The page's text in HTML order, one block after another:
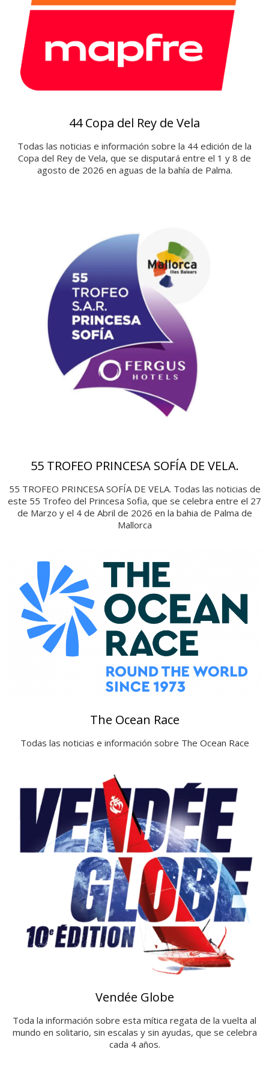
44 Copa del Rey de Vela
Todas las noticias e información sobre la 44 edición de la
Copa del Rey de Vela, que se disputará entre el 1 y 8 de
agosto de 2026 en aguas de la bahía de Palma.
55 TROFEO PRINCESA SOFÍA DE VELA.
55 TROFEO PRINCESA SOFÍA DE VELA. Todas las noticias de
este 55 Trofeo del Princesa Sofia, que se celebra entre el 27
de Marzo y el 4 de Abril de 2026 en la bahia de Palma de
Mallorca
The Ocean Race
Todas las noticias e información sobre The Ocean Race
Vendée Globe
Toda la información sobre esta mítica regata de la vuelta al
mundo en solitario, sin escalas y sin ayudas, que se celebra
cada 4 años.